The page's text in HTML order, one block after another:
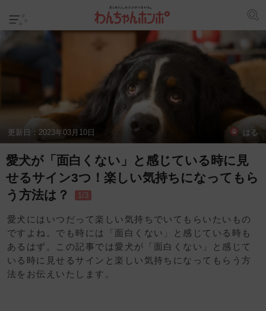
更新日： 2023年03月10日 はる
愛犬が「面白くない」と感じている時に見
せるサイン3つ！楽しい気持ちになってもら
う方法は？
1/3
愛犬にはいつだって楽しい気持ちでいてもらいたいもの
ですよね。でも時には「面白くない」と感じている時も
あるはず。この記事では愛犬が「面白くない」と感じて
いる時に見せるサインと楽しい気持ちになってもらう方
法をお伝えいたします。